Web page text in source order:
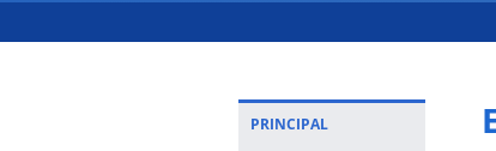
PRINCIPAL